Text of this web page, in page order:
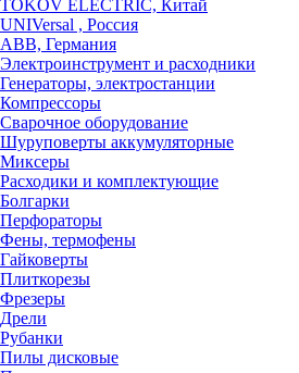
TOKOV ELECTRIC, Китай
UNIVersal , Россия
ABB, Германия
Электроинструмент и расходники
Генераторы, электростанции
Компрессоры
Сварочное оборудование
Шуруповерты аккумуляторные
Миксеры
Расходики и комплектующие
Болгарки
Перфораторы
Фены, термофены
Гайковерты
Плиткорезы
Фрезеры
Дрели
Рубанки
Пилы дисковые